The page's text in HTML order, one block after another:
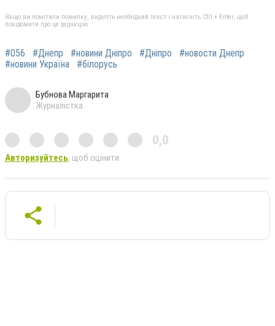
Якщо ви помітили помилку, виділіть необхідний текст і натисніть Ctrl + Enter, щоб
повідомити про це редакцію
#056 #Днепр #новини Дніпро #Дніпро
#новости Днепр
#новини Україна
#білорусь
Бубнова Маргарита
Журналістка
0,0
Авторизуйтесь, щоб оцінити